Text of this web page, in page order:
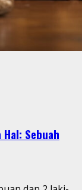
Sebuah